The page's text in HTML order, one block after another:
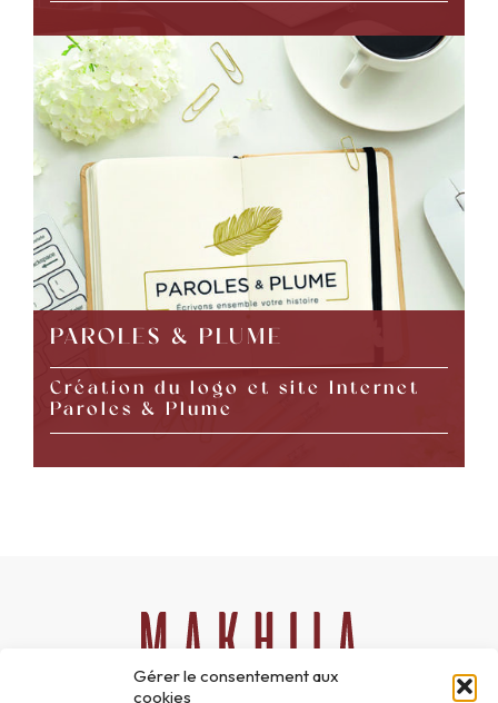
Gérer le consentement aux
cookies
PAROLES & PLUME
Création du logo et site Internet
Paroles & Plume